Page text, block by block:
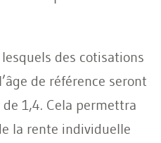
des cotisations
de référence seront
1,4. Cela permettra
la rente individuelle